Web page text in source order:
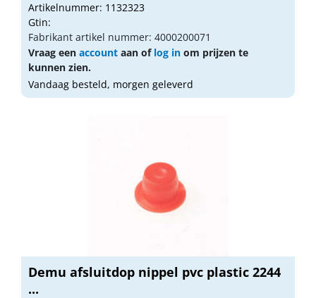
Artikelnummer: 1132323
Gtin:
Fabrikant artikel nummer: 4000200071
Vraag een account aan of log in om prijzen te
kunnen zien.
Vandaag besteld, morgen geleverd
Demu afsluitdop nippel pvc plastic 2244
...